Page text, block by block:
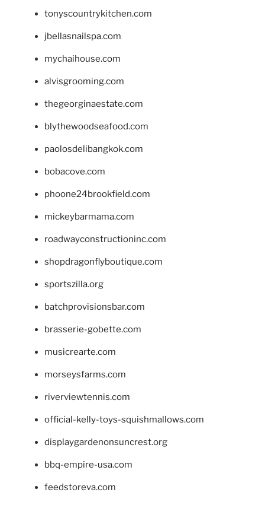
tonyscountrykitchen.com
jbellasnailspa.com
mychaihouse.com
alvisgrooming.com
thegeorginaestate.com
blythewoodseafood.com
paolosdelibangkok.com
bobacove.com
phoone24brookfield.com
mickeybarmama.com
roadwayconstructioninc.com
shopdragonflyboutique.com
sportszilla.org
batchprovisionsbar.com
brasserie-gobette.com
musicrearte.com
morseysfarms.com
riverviewtennis.com
official-kelly-toys-squishmallows.com
displaygardenonsuncrest.org
bbq-empire-usa.com
feedstoreva.com